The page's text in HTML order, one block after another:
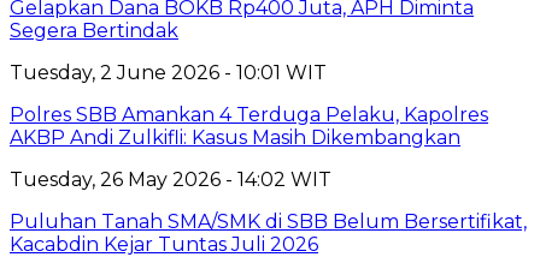
Gelapkan Dana BOKB Rp400 Juta, APH Diminta
Segera Bertindak
Tuesday, 2 June 2026 - 10:01 WIT
Polres SBB Amankan 4 Terduga Pelaku, Kapolres
AKBP Andi Zulkifli: Kasus Masih Dikembangkan
Tuesday, 26 May 2026 - 14:02 WIT
Puluhan Tanah SMA/SMK di SBB Belum Bersertifikat,
Kacabdin Kejar Tuntas Juli 2026